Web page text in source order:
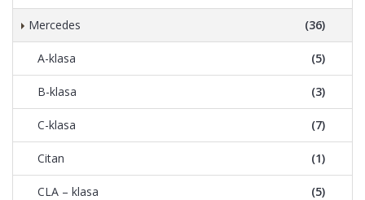
Mercedes (36)
A-klasa (5)
B-klasa (3)
C-klasa (7)
Citan (1)
CLA – klasa (5)